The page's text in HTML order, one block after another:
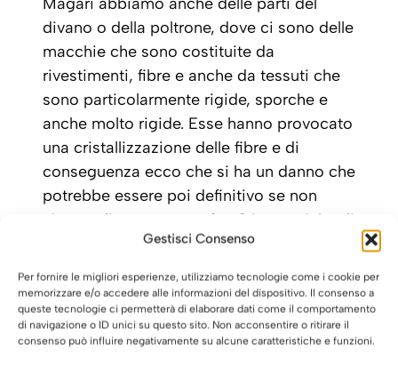
Gestisci Consenso
Per fornire le migliori esperienze, utilizziamo tecnologie come i cookie per
memorizzare e/o accedere alle informazioni del dispositivo. Il consenso a
queste tecnologie ci permetterà di elaborare dati come il comportamento
di navigazione o ID unici su questo sito. Non acconsentire o ritirare il
consenso può influire negativamente su alcune caratteristiche e funzioni.
divano o della poltrone, dove ci sono delle
macchie che sono costituite da
rivestimenti, fibre e anche da tessuti che
sono particolarmente rigide, sporche e
anche molto rigide. Esse hanno provocato
una cristallizzazione delle fibre e di
conseguenza ecco che si ha un danno che
potrebbe essere poi definitivo se non
viene pulita, ma come fare? Le tecniche di
igienizzazione sono in grado di consentire
uno scioglimento dello sporco in modo da
ravvivare le fibre, ma è necessario
calcolare quale sia la qualità dello sporco
che è presente in queste fibre e anche di